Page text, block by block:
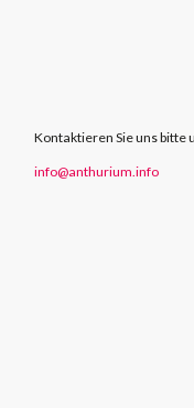
Kontaktieren Sie uns bitte
info@anthurium.info